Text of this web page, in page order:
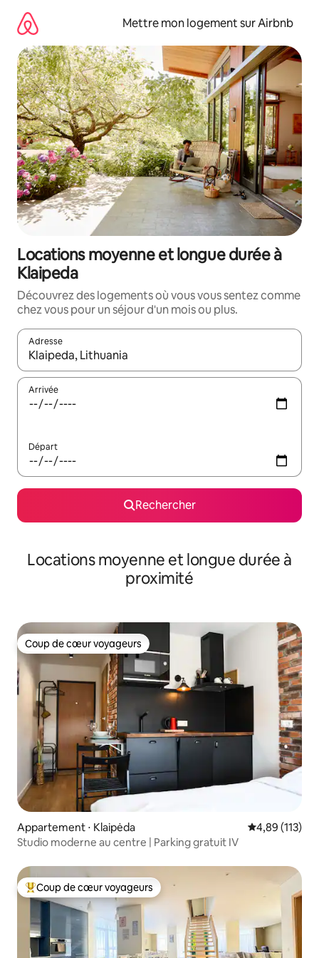
directement
contenu
Mettre mon logement sur Airbnb
Locations moyenne et longue durée à
Klaipeda
Découvrez des logements où vous vous sentez comme
chez vous pour un séjour d'un mois ou plus.
Adresse
Lorsque les résultats s'affichent, utilisez les flèches vers le
Arrivée
Départ
Rechercher
Locations moyenne et longue durée à
proximité
Coup de cœur voyageurs
Coup de cœur voyageurs
Appartement ⋅ Klaipėda Évaluation
4,89 (113)
Studio moderne au centre | Parking gratuit IV
Coups de cœur voyageurs les plus appréciés
Coup de cœur voyageurs